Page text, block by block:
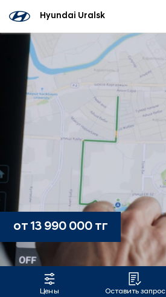
Hyundai Uralsk
от 13 990 000 тг
Цены Оставить запрос